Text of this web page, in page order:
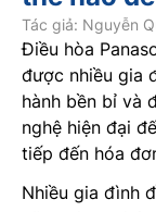
Tác giả: Nguyễn
Điều hòa
được nhiều gia
hành bền bỉ và
nghệ hiện đại
tiếp đến hóa
Nhiều gia đình